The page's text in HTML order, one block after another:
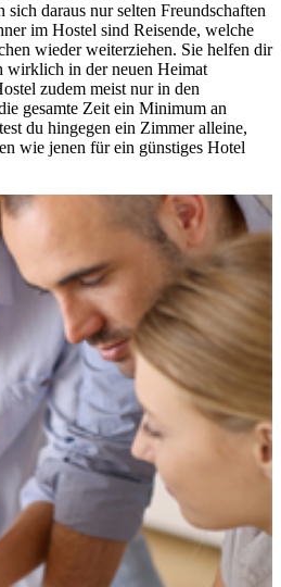
daraus nur selten Freundschaften
im Hostel sind Reisende, welche
wieder weiterziehen. Sie helfen dir
wirklich in der neuen Heimat
zudem meist nur in den
gesamte Zeit ein Minimum an
du hingegen ein Zimmer alleine,
wie jenen für ein günstiges Hotel